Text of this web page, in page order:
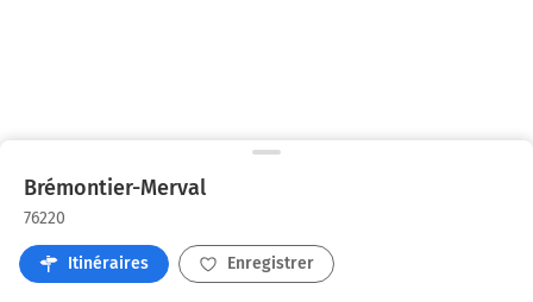
Brémontier-Merval
76220
Itinéraires Enregistrer